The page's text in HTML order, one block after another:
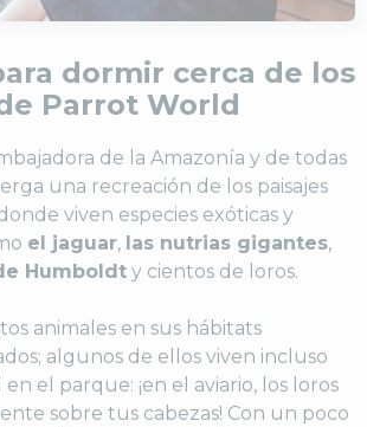
dormir cerca de los
Parrot World
de la Amazonía y de todas
una recreación de los paisajes
viven especies exóticas y
el jaguar, las nutrias gigantes,
Humboldt y cientos de loros.
animales en sus hábitats
algunos de ellos viven incluso
el parque: ¡en el aviario, los loros
sobre tus cabezas! Con un poco